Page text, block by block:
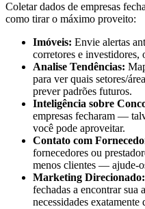
Coletar dados de empresas
como tirar o máximo proveito:
Imóveis: Envie alertas
corretores e
Analise Tendências:
para ver quais setores/
prever padrões futuros.
Inteligência sobre
empresas fecharam —
você pode aproveitar.
Contato com
fornecedores ou
menos clientes — ajude-
Marketing Direcionado:
fechadas a encontrar sua
necessidades